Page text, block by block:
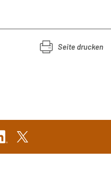
Seite drucken